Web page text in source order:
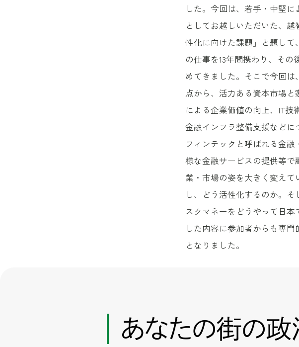
した。今回は、若手・中堅
としてお越しいただいた、
性化に向けた課題」と題し
の仕事を13年間携わり、そ
めてきました。そこで今回
点から、活力ある資本市場
による企業価値の向上、IT
金融インフラ整備支援などに
フィンテックと呼ばれる金
様な金融サービスの提供等
業・市場の姿を大きく変え
し、どう活性化するのか。
スクマネーをどうやって日
した内容に参加者からも専
となりました。
あなたの街の